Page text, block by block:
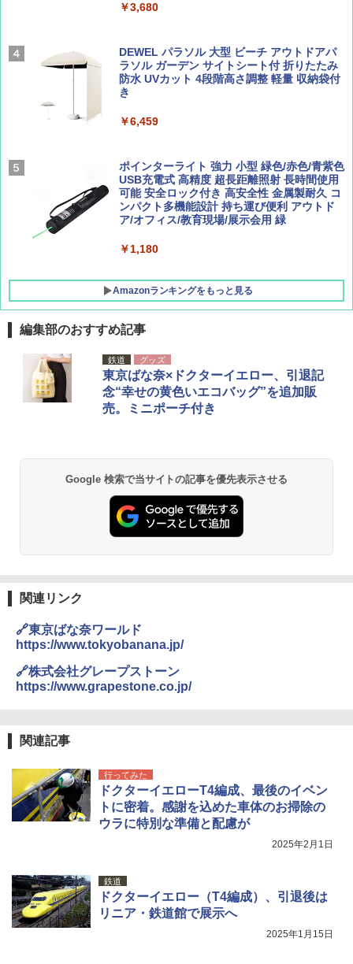
BE-PAL(ビ-パル) 2026年 9 月号【特別付録:
SOTO ミニマル"旅"財布 ランダム2種】
￥1,500
￥2,695
新しい日本地理 地図・統計・移動から読み
解く (講談社現代新書)
￥1,540
広げるだけ パッとサッとテント ブラックコ
ーティング フルクローズ メッシュ 3-4人用
簡単設置 ポップアップテント エクルベージ
ュ(BC仕様) PATC-150B(EB)
￥8,991
Coleman(コールマン) ツーリングドーム/LD
X 2人用 3人用 キャンプ アウトドア フェス
収納 コンパクト 簡単設営 カンガルーテント
ソロキャンプ ソロテント
￥3,680
DEWEL パラソル 大型 ビーチ アウトドアパ
ラソル ガーデン サイトシート付 折りたたみ
防水 UVカット 4段階高さ調整 軽量 収納袋付
き
￥6,459
ポインターライト 強力 小型 緑色/赤色/青紫色
USB充電式 高精度 超長距離照射 長時間使用
可能 安全ロック付き 高安全性 金属製耐久 コ
ンパクト多機能設計 持ち運び便利 アウトド
ア/オフィス/教育現場/展示会用 緑
￥1,180
Amazonランキングをもっと見る
編集部のおすすめ記事
鉄道 グッズ
東京ばな奈×ドクターイエロー、引退記
念“幸せの黄色いエコバッグ”を追加販
売。ミニポーチ付き
Google 検索で当サイトの記事を優先表示させる
関連リンク
🔗東京ばな奈ワールド
https://www.tokyobanana.jp/
🔗株式会社グレープストーン
https://www.grapestone.co.jp/
関連記事
行ってみた
ドクターイエローT4編成、最後のイベン
トに密着。感謝を込めた車体のお掃除の
ウラに特別な準備と配慮が
2025年2月1日
鉄道
ドクターイエロー（T4編成）、引退後は
リニア・鉄道館で展示へ
2025年1月15日